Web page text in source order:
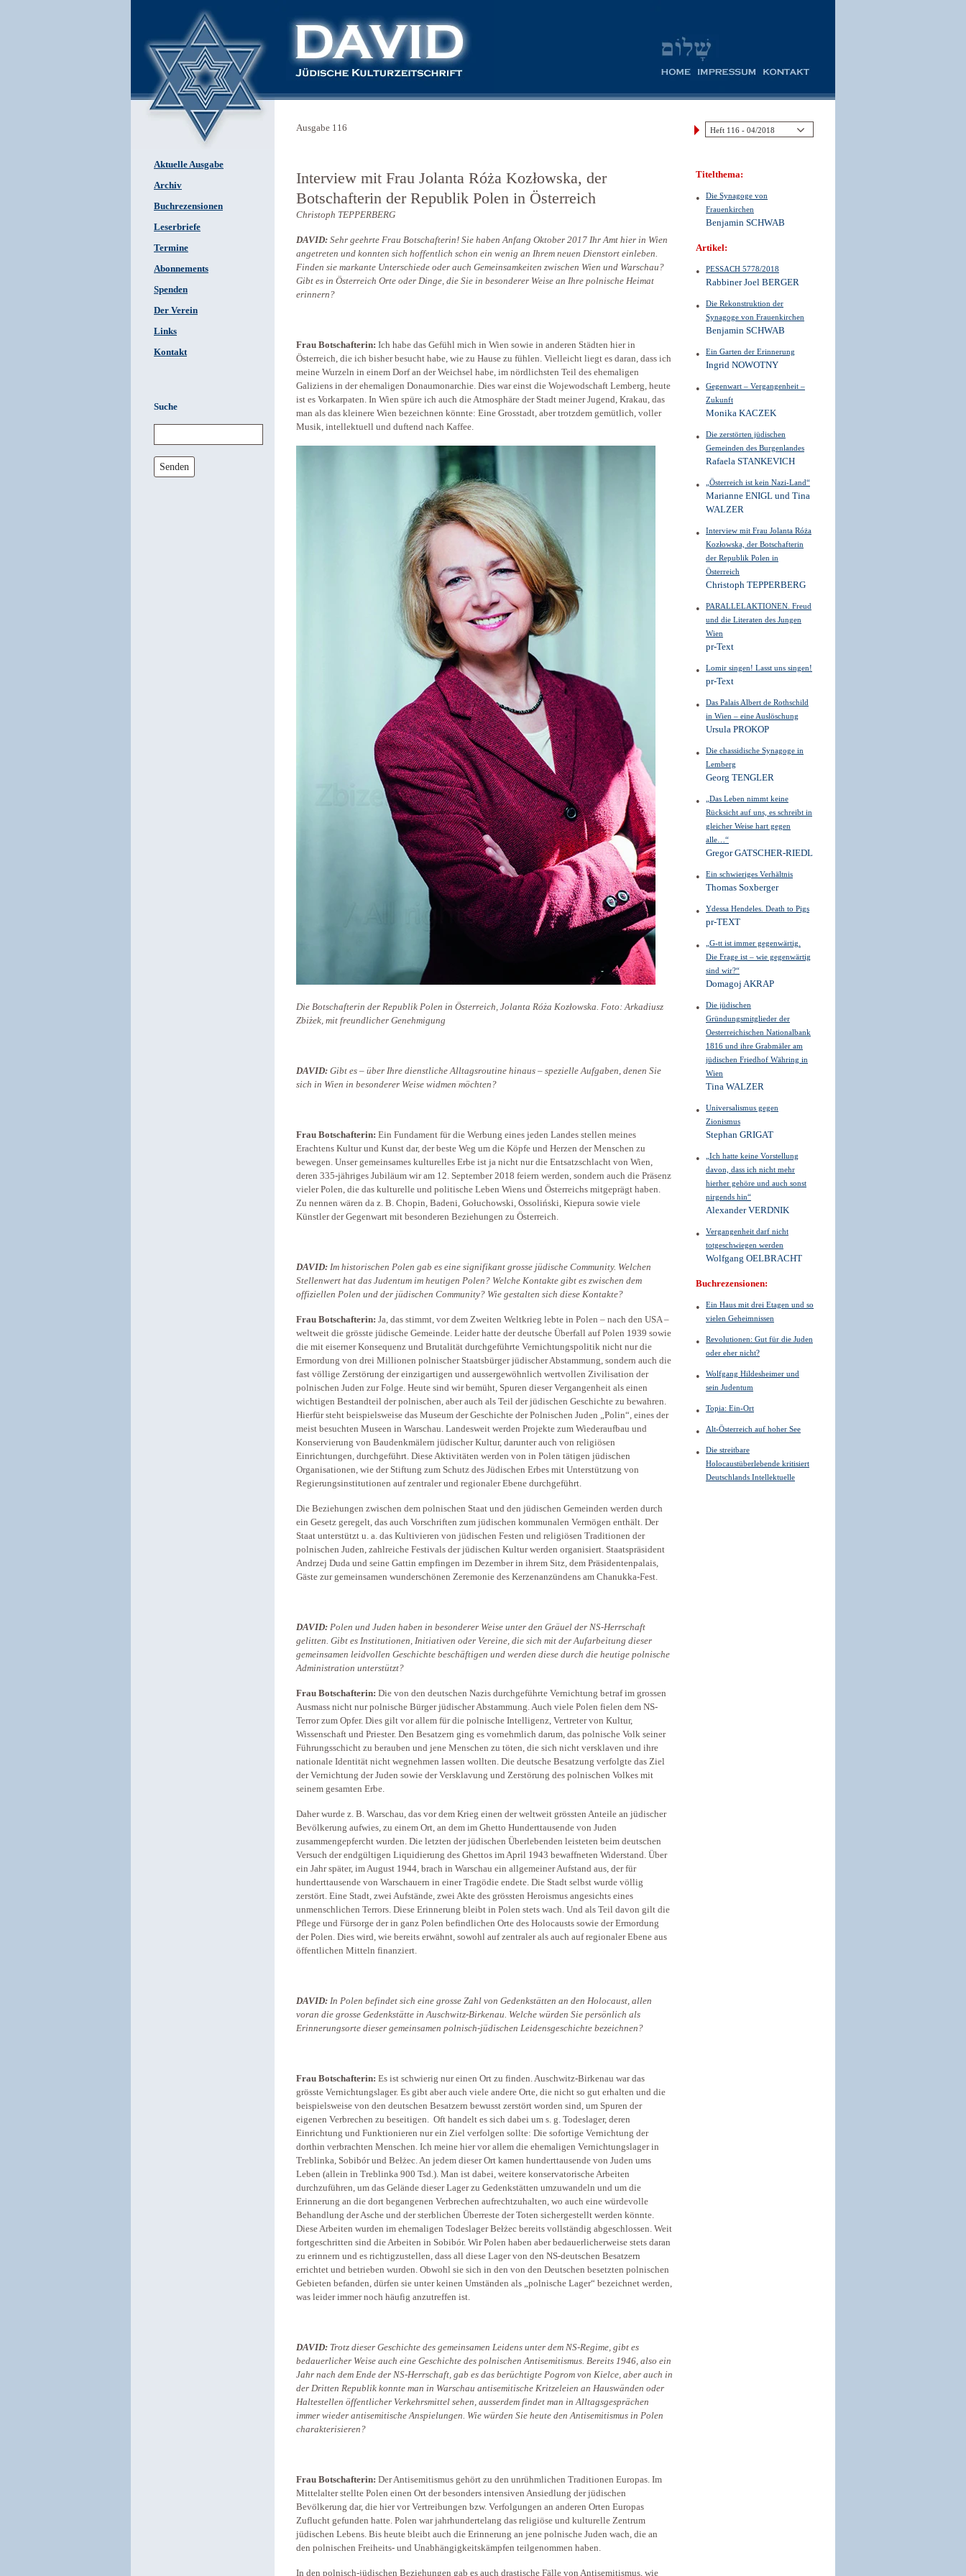
Aktuelle Ausgabe
Archiv
Buchrezensionen
Leserbriefe
Termine
Abonnements
Spenden
Der Verein
Links
Kontakt
Suche
Senden
Ausgabe 116
Interview mit Frau Jolanta Róża Kozłowska, der
Botschafterin der Republik Polen in Österreich
Christoph TEPPERBERG
DAVID: Sehr geehrte Frau Botschafterin! Sie haben Anfang Oktober 2017 Ihr Amt hier in Wien
angetreten und konnten sich hoffentlich schon ein wenig an Ihrem neuen Dienstort einleben.
Finden sie markante Unterschiede oder auch Gemeinsamkeiten zwischen Wien und Warschau?
Gibt es in Österreich Orte oder Dinge, die Sie in besonderer Weise an Ihre polnische Heimat
erinnern?
Frau Botschafterin: Ich habe das Gefühl mich in Wien sowie in anderen Städten hier in
Österreich, die ich bisher besucht habe, wie zu Hause zu fühlen. Vielleicht liegt es daran, dass ich
meine Wurzeln in einem Dorf an der Weichsel habe, im nördlichsten Teil des ehemaligen
Galiziens in der ehemaligen Donaumonarchie. Dies war einst die Wojewodschaft Lemberg, heute
ist es Vorkarpaten. In Wien spüre ich auch die Atmosphäre der Stadt meiner Jugend, Krakau, das
man als das kleinere Wien bezeichnen könnte: Eine Grosstadt, aber trotzdem gemütlich, voller
Musik, intellektuell und duftend nach Kaffee.
Die Botschafterin der Republik Polen in Österreich, Jolanta Róża Kozłowska. Foto: Arkadiusz
Zbiżek, mit freundlicher Genehmigung
DAVID: Gibt es – über Ihre dienstliche Alltagsroutine hinaus – spezielle Aufgaben, denen Sie
sich in Wien in besonderer Weise widmen möchten?
Frau Botschafterin: Ein Fundament für die Werbung eines jeden Landes stellen meines
Erachtens Kultur und Kunst dar, der beste Weg um die Köpfe und Herzen der Menschen zu
bewegen. Unser gemeinsames kulturelles Erbe ist ja nicht nur die Entsatzschlacht von Wien,
deren 335-jähriges Jubiläum wir am 12. September 2018 feiern werden, sondern auch die Präsenz
vieler Polen, die das kulturelle und politische Leben Wiens und Österreichs mitgeprägt haben.
Zu nennen wären da z. B. Chopin, Badeni, Gołuchowski, Ossoliński, Kiepura sowie viele
Künstler der Gegenwart mit besonderen Beziehungen zu Österreich.
DAVID: Im historischen Polen gab es eine signifikant grosse jüdische Community. Welchen
Stellenwert hat das Judentum im heutigen Polen? Welche Kontakte gibt es zwischen dem
offiziellen Polen und der jüdischen Community? Wie gestalten sich diese Kontakte?
Frau Botschafterin: Ja, das stimmt, vor dem Zweiten Weltkrieg lebte in Polen – nach den USA –
weltweit die grösste jüdische Gemeinde. Leider hatte der deutsche Überfall auf Polen 1939 sowie
die mit eiserner Konsequenz und Brutalität durchgeführte Vernichtungspolitik nicht nur die
Ermordung von drei Millionen polnischer Staatsbürger jüdischer Abstammung, sondern auch die
fast völlige Zerstörung der einzigartigen und aussergewöhnlich wertvollen Zivilisation der
polnischen Juden zur Folge. Heute sind wir bemüht, Spuren dieser Vergangenheit als einen
wichtigen Bestandteil der polnischen, aber auch als Teil der jüdischen Geschichte zu bewahren.
Hierfür steht beispielsweise das Museum der Geschichte der Polnischen Juden „Polin“, eines der
meist besuchten Museen in Warschau. Landesweit werden Projekte zum Wiederaufbau und
Konservierung von Baudenkmälern jüdischer Kultur, darunter auch von religiösen
Einrichtungen, durchgeführt. Diese Aktivitäten werden von in Polen tätigen jüdischen
Organisationen, wie der Stiftung zum Schutz des Jüdischen Erbes mit Unterstützung von
Regierungsinstitutionen auf zentraler und regionaler Ebene durchgeführt.
Die Beziehungen zwischen dem polnischen Staat und den jüdischen Gemeinden werden durch
ein Gesetz geregelt, das auch Vorschriften zum jüdischen kommunalen Vermögen enthält. Der
Staat unterstützt u. a. das Kultivieren von jüdischen Festen und religiösen Traditionen der
polnischen Juden, zahlreiche Festivals der jüdischen Kultur werden organisiert. Staatspräsident
Andrzej Duda und seine Gattin empfingen im Dezember in ihrem Sitz, dem Präsidentenpalais,
Gäste zur gemeinsamen wunderschönen Zeremonie des Kerzenanzündens am Chanukka-Fest.
DAVID: Polen und Juden haben in besonderer Weise unter den Gräuel der NS-Herrschaft
gelitten. Gibt es Institutionen, Initiativen oder Vereine, die sich mit der Aufarbeitung dieser
gemeinsamen leidvollen Geschichte beschäftigen und werden diese durch die heutige polnische
Administration unterstützt?
Frau Botschafterin: Die von den deutschen Nazis durchgeführte Vernichtung betraf im grossen
Ausmass nicht nur polnische Bürger jüdischer Abstammung. Auch viele Polen fielen dem NS-
Terror zum Opfer. Dies gilt vor allem für die polnische Intelligenz, Vertreter von Kultur,
Wissenschaft und Priester. Den Besatzern ging es vornehmlich darum, das polnische Volk seiner
Führungsschicht zu berauben und jene Menschen zu töten, die sich nicht versklaven und ihre
nationale Identität nicht wegnehmen lassen wollten. Die deutsche Besatzung verfolgte das Ziel
der Vernichtung der Juden sowie der Versklavung und Zerstörung des polnischen Volkes mit
seinem gesamten Erbe.
Daher wurde z. B. Warschau, das vor dem Krieg einen der weltweit grössten Anteile an jüdischer
Bevölkerung aufwies, zu einem Ort, an dem im Ghetto Hunderttausende von Juden
zusammengepfercht wurden. Die letzten der jüdischen Überlebenden leisteten beim deutschen
Versuch der endgültigen Liquidierung des Ghettos im April 1943 bewaffneten Widerstand. Über
ein Jahr später, im August 1944, brach in Warschau ein allgemeiner Aufstand aus, der für
hunderttausende von Warschauern in einer Tragödie endete. Die Stadt selbst wurde völlig
zerstört. Eine Stadt, zwei Aufstände, zwei Akte des grössten Heroismus angesichts eines
unmenschlichen Terrors. Diese Erinnerung bleibt in Polen stets wach. Und als Teil davon gilt die
Pflege und Fürsorge der in ganz Polen befindlichen Orte des Holocausts sowie der Ermordung
der Polen. Dies wird, wie bereits erwähnt, sowohl auf zentraler als auch auf regionaler Ebene aus
öffentlichen Mitteln finanziert.
DAVID: In Polen befindet sich eine grosse Zahl von Gedenkstätten an den Holocaust, allen
voran die grosse Gedenkstätte in Auschwitz-Birkenau. Welche würden Sie persönlich als
Erinnerungsorte dieser gemeinsamen polnisch-jüdischen Leidensgeschichte bezeichnen?
Frau Botschafterin: Es ist schwierig nur einen Ort zu finden. Auschwitz-Birkenau war das
grösste Vernichtungslager. Es gibt aber auch viele andere Orte, die nicht so gut erhalten und die
beispielsweise von den deutschen Besatzern bewusst zerstört worden sind, um Spuren der
eigenen Verbrechen zu beseitigen. Oft handelt es sich dabei um s. g. Todeslager, deren
Einrichtung und Funktionieren nur ein Ziel verfolgen sollte: Die sofortige Vernichtung der
dorthin verbrachten Menschen. Ich meine hier vor allem die ehemaligen Vernichtungslager in
Treblinka, Sobibór und Bełżec. An jedem dieser Ort kamen hunderttausende von Juden ums
Leben (allein in Treblinka 900 Tsd.). Man ist dabei, weitere konservatorische Arbeiten
durchzuführen, um das Gelände dieser Lager zu Gedenkstätten umzuwandeln und um die
Erinnerung an die dort begangenen Verbrechen aufrechtzuhalten, wo auch eine würdevolle
Behandlung der Asche und der sterblichen Überreste der Toten sichergestellt werden könnte.
Diese Arbeiten wurden im ehemaligen Todeslager Bełżec bereits vollständig abgeschlossen. Weit
fortgeschritten sind die Arbeiten in Sobibór. Wir Polen haben aber bedauerlicherweise stets daran
zu erinnern und es richtigzustellen, dass all diese Lager von den NS-deutschen Besatzern
errichtet und betrieben wurden. Obwohl sie sich in den von den Deutschen besetzten polnischen
Gebieten befanden, dürfen sie unter keinen Umständen als „polnische Lager“ bezeichnet werden,
was leider immer noch häufig anzutreffen ist.
DAVID: Trotz dieser Geschichte des gemeinsamen Leidens unter dem NS-Regime, gibt es
bedauerlicher Weise auch eine Geschichte des polnischen Antisemitismus. Bereits 1946, also ein
Jahr nach dem Ende der NS-Herrschaft, gab es das berüchtigte Pogrom von Kielce, aber auch in
der Dritten Republik konnte man in Warschau antisemitische Kritzeleien an Hauswänden oder
Haltestellen öffentlicher Verkehrsmittel sehen, ausserdem findet man in Alltagsgesprächen
immer wieder antisemitische Anspielungen. Wie würden Sie heute den Antisemitismus in Polen
charakterisieren?
Frau Botschafterin: Der Antisemitismus gehört zu den unrühmlichen Traditionen Europas. Im
Mittelalter stellte Polen einen Ort der besonders intensiven Ansiedlung der jüdischen
Bevölkerung dar, die hier vor Vertreibungen bzw. Verfolgungen an anderen Orten Europas
Zuflucht gefunden hatte. Polen war jahrhundertelang das religiöse und kulturelle Zentrum
jüdischen Lebens. Bis heute bleibt auch die Erinnerung an jene polnische Juden wach, die an
den polnischen Freiheits- und Unabhängigkeitskämpfen teilgenommen haben.
In den polnisch-jüdischen Beziehungen gab es auch drastische Fälle von Antisemitismus, wie
Titelthema:
Die Synagoge von
Frauenkirchen
Benjamin SCHWAB
Artikel:
PESSACH 5778/2018
Rabbiner Joel BERGER
Die Rekonstruktion der
Synagoge von Frauenkirchen
Benjamin SCHWAB
Ein Garten der Erinnerung
Ingrid NOWOTNY
Gegenwart – Vergangenheit –
Zukunft
Monika KACZEK
Die zerstörten jüdischen
Gemeinden des Burgenlandes
Rafaela STANKEVICH
„Österreich ist kein Nazi-Land“
Marianne ENIGL und Tina
WALZER
Interview mit Frau Jolanta Róża
Kozłowska, der Botschafterin
der Republik Polen in
Österreich
Christoph TEPPERBERG
PARALLELAKTIONEN. Freud
und die Literaten des Jungen
Wien
pr-Text
Lomir singen! Lasst uns singen!
pr-Text
Das Palais Albert de Rothschild
in Wien – eine Auslöschung
Ursula PROKOP
Die chassidische Synagoge in
Lemberg
Georg TENGLER
„Das Leben nimmt keine
Rücksicht auf uns, es schreibt in
gleicher Weise hart gegen
alle…“
Gregor GATSCHER-RIEDL
Ein schwieriges Verhältnis
Thomas Soxberger
Ydessa Hendeles. Death to Pigs
pr-TEXT
„G-tt ist immer gegenwärtig.
Die Frage ist – wie gegenwärtig
sind wir?“
Domagoj AKRAP
Die jüdischen
Gründungsmitglieder der
Oesterreichischen Nationalbank
1816 und ihre Grabmäler am
jüdischen Friedhof Währing in
Wien
Tina WALZER
Universalismus gegen
Zionismus
Stephan GRIGAT
„Ich hatte keine Vorstellung
davon, dass ich nicht mehr
hierher gehöre und auch sonst
nirgends hin“
Alexander VERDNIK
Vergangenheit darf nicht
totgeschwiegen werden
Wolfgang OELBRACHT
Buchrezensionen:
Ein Haus mit drei Etagen und so
vielen Geheimnissen
Revolutionen: Gut für die Juden
oder eher nicht?
Wolfgang Hildesheimer und
sein Judentum
Topia: Ein-Ort
Alt-Österreich auf hoher See
Die streitbare
Holocaustüberlebende kritisiert
Deutschlands Intellektuelle